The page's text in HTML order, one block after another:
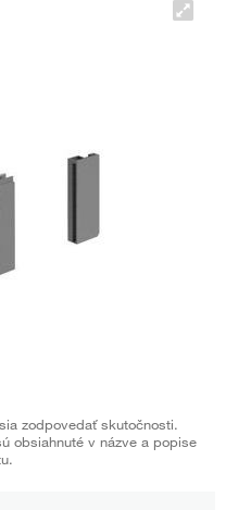
zodpovedať skutočnosti.
obsiahnuté v názve a popise